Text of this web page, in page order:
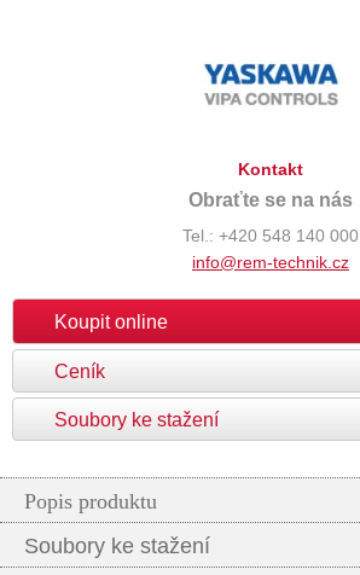
Kontakt
Obraťte se na nás
Tel.: +420 548 140 000
info@rem-technik.cz
Koupit online
Ceník
Soubory ke stažení
Popis produktu
Soubory ke stažení